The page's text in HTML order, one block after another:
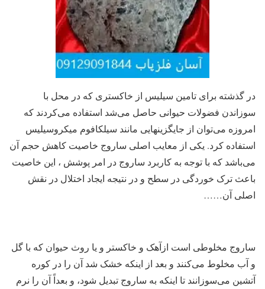
در گذشته برای تامین سیلیس از خاکستری که در محل با
سوزاندن فضولات حیوانی حاصل می‌شد استفاده می‌کردند که
امروزه می‌توان از جایگزینهایی مانند سیلکافوم میکروسیلیس
استفاده کرد. یکی از معایب اصلی ساروج خاصیت کاهش حجم آن
می‌باشد که با توجه به کاربرد ساروج در امر پوشش ، این خاصیت
باعث ترک خوردگی در سطح و در نتیجه ایجاد اختلال در نقش
اصلی آن……
ساروج مخلوطی است ازآهک و خاکستر و یا روث حیوان که با گل
و آب مخلوط می‌کنند و بعد از اینکه خشک شد آن را در کوره
آتشین می‌سوزانند تا اینکه به ساروج تبدیل شود، و بعداً آن را نرم